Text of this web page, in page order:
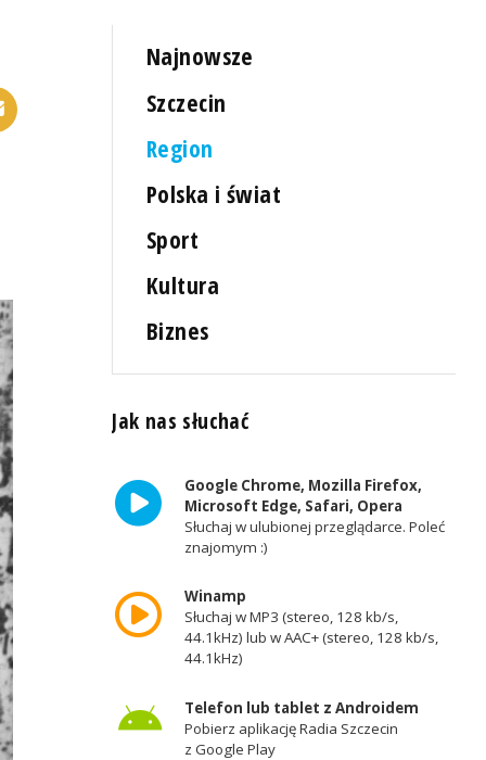
Najnowsze
Szczecin
Region
Polska i świat
Sport
Kultura
Biznes
Jak nas słuchać
Google Chrome, Mozilla Firefox,
Microsoft Edge, Safari, Opera
Słuchaj w ulubionej przeglądarce. Poleć
znajomym :)
Winamp
Słuchaj w MP3 (stereo, 128 kb/s,
44.1kHz) lub w AAC+ (stereo, 128 kb/s,
44.1kHz)
Telefon lub tablet z Androidem
Pobierz aplikację Radia Szczecin
z Google Play